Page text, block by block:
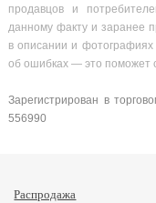
продавцов и
данному факту и заранее
в описании и
об ошибках — это поможет
Зарегистрирован в
556990
Распродажа